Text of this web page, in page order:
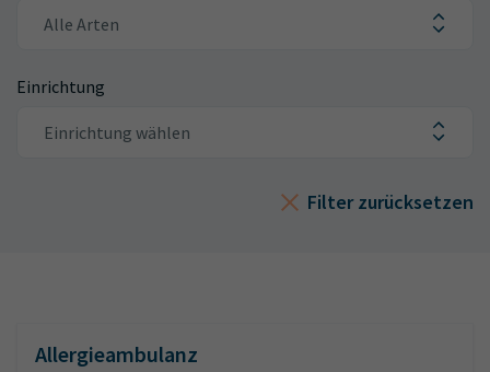
Einrichtung
Filter zurücksetzen
Allergieambulanz